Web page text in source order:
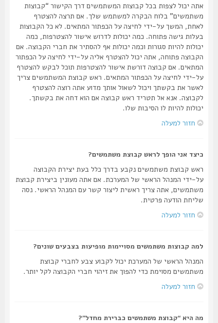
אתה יכול לצפות בכל קבוצות המשתמשים דרך הקישור “קבוצות
משתמשים” בלוח הבקרה למשתמש שלך. אם תרצה להצטרף
לאחת, המשך על-ידי לחיצה על הכפתור המתאים. לא כל הקבוצות
בעלות גישה פתוחה. כמה יכולות לדרוש אישור להצטרפות, כמה
יכולות להיות סגורות וכמה יכולות אף להסתיר את חברי הקבוצה. אם
הקבוצה פתוחה, אתה יכול להצטרף אליה על-ידי לחיצה על הכפתור
המתאים. אם קבוצה דורשת אישור להצטרפות תוכל לבקש להצטרף
על-ידי לחיצה על הכפתור המתאים. ראש קבוצת המשתמשים צריך
לאשר את בקשתך ויכול לשאול אותך מדוע אתה רוצה להצטרף
לקבוצה. אנא אל תטריד ראש קבוצה אם הוא דחה את בקשתך.
יכולות להיות לו הסיבות שלו.
חזור למעלה
כיצד אני הופך לראש קבוצת משתמשים?
ראש קבוצת משתמשים נקבע בדרך כלל בעת יצירת הקבוצה
על-ידי המנהל הראשי של המערכת. אם אתה מעונין ביצירת קבוצת
משתמשים, אתה צריך ראשית ליצור קשר עם המנהל הראשי. נסה
שליחת הודעה פרטית.
חזור למעלה
למה קבוצות משתמשים מסויימות מופיעות בצבעים שונים?
המנהל הראשי של המערכת יכול לקבוע צבע לחברי קבוצת
משתמשים מסוימת כדי להפוך את זיהוי חברי הקבוצה לקל יותר.
חזור למעלה
מה היא “קבוצת משתמשים כברירת מחדל”?